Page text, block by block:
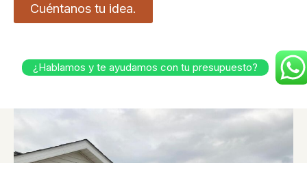
Cuéntanos tu idea.
¿Hablamos y te ayudamos con tu presupuesto?